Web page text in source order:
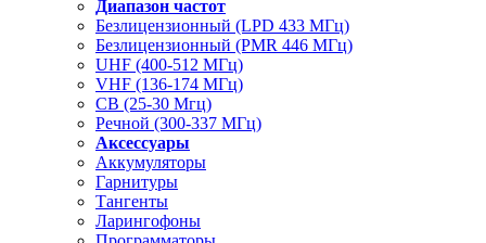
Диапазон частот
Безлицензионный (LPD 433 МГц)
Безлицензионный (PMR 446 МГц)
UHF (400-512 МГц)
VHF (136-174 МГц)
CB (25-30 Мгц)
Речной (300-337 МГц)
Аксессуары
Аккумуляторы
Гарнитуры
Тангенты
Ларингофоны